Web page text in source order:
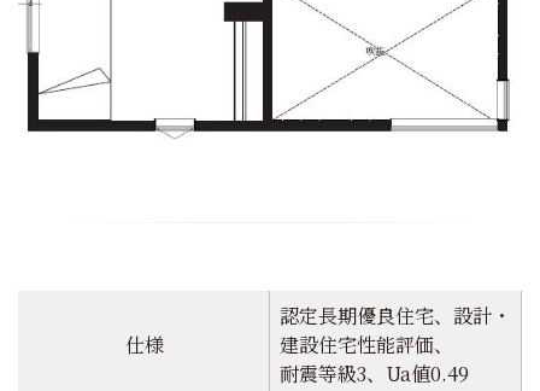
仕様
認定長期優良住宅、設計・
建設住宅性能評価、
耐震等級3、Ua値0.49